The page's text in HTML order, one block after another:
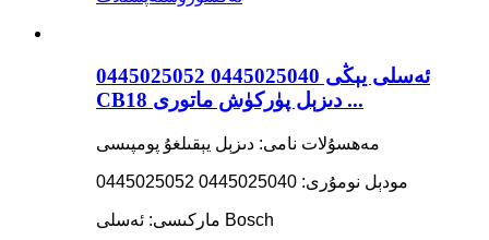
ئەسلى يېڭى 0445025040 0445025052
CB18 دىزېل پۈركۈش ماتورى ...
مەھسۇلات نامى: دىزېل يېقىلغۇ پومپىسى
مودېل نومۇرى: 0445025040 0445025052
ماركىسى: ئەسلى Bosch